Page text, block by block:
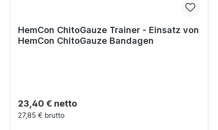
HemCon ChitoGauze Trainer - Einsatz von
HemCon ChitoGauze Bandagen
Regulärer Preis:
23,40 € netto
27,85 € brutto